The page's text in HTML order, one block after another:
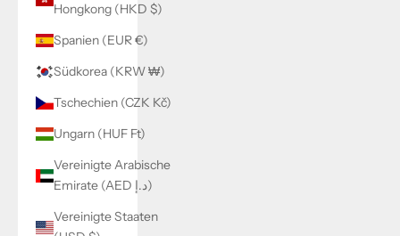
Hongkong (HKD $)
Spanien (EUR €)
Südkorea (KRW ₩)
Tschechien (CZK Kč)
Ungarn (HUF Ft)
Vereinigte Arabische
Emirate (AED د.إ)
Vereinigte Staaten